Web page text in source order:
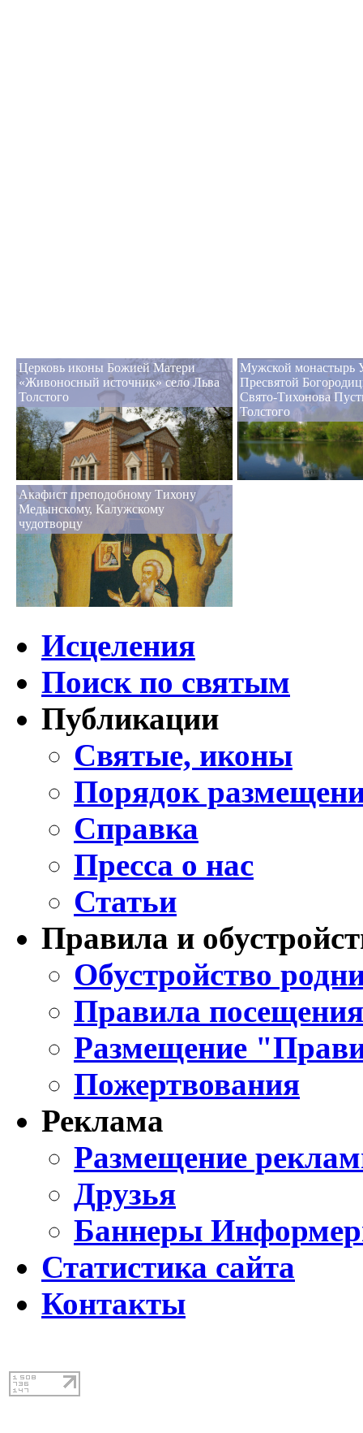
Церковь иконы Божией Матери
«Живоносный источник» село Льва
Толстого
Мужской монастырь
Пресвятой
Свято-Тихонова
Толстого
Акафист преподобному Тихону
Медынскому, Калужскому
чудотворцу
Исцеления
Поиск по святым
Публикации
Святые, иконы
Порядок
Справка
Пресса о нас
Статьи
Правила и
Обустройство
Правила
Размещение
Пожертвования
Реклама
Размещение
Друзья
Баннеры
Статистика сайта
Контакты